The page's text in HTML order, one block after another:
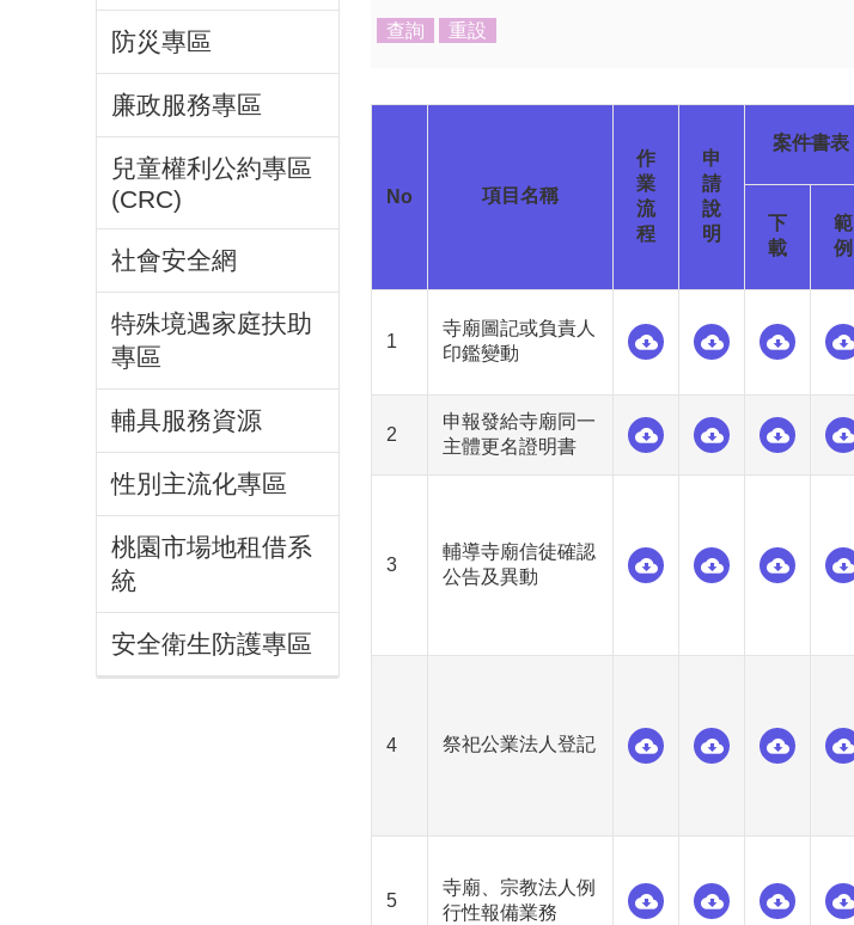
防災專區
廉政服務專區
兒童權利公約專區
(CRC)
社會安全網
特殊境遇家庭扶助
專區
輔具服務資源
性別主流化專區
桃園市場地租借系
統
安全衛生防護專區
No 項目名稱
作
業
流
程
申
請
說
明
案件書表
下
載
範
例
1
寺廟圖記或負責人
印鑑變動
2
申報發給寺廟同一
主體更名證明書
3
輔導寺廟信徒確認
公告及異動
4 祭祀公業法人登記
5
寺廟、宗教法人例
行性報備業務